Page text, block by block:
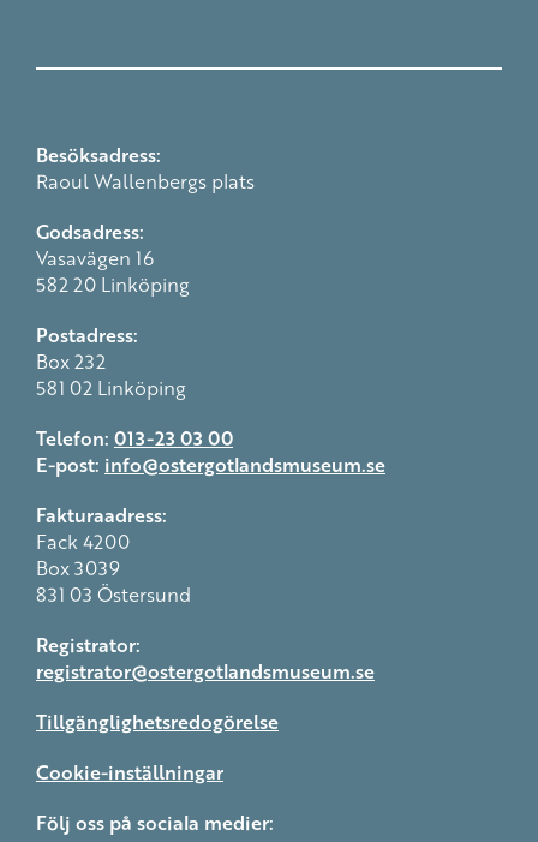
Besöksadress:
Raoul Wallenbergs plats
Godsadress:
Vasavägen 16
582 20 Linköping
Postadress:
Box 232
581 02 Linköping
Telefon: 013-23 03 00
E-post: info@ostergotlandsmuseum.se
Fakturaadress:
Fack 4200
Box 3039
831 03 Östersund
Registrator:
registrator@ostergotlandsmuseum.se
Tillgänglighetsredogörelse
Cookie-inställningar
Följ oss på sociala medier: